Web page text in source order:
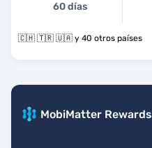
60 días
🇨🇭 🇹🇷 🇺🇦 y 40 otros países
MobiMatter Rewards